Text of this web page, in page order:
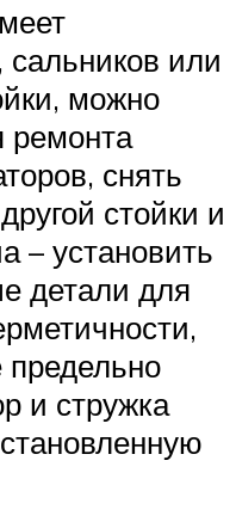
или
можно
ремонта
снять
стойки и
– установить
детали для
предельно
и стружка